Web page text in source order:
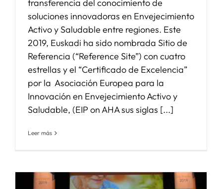
transferencia del conocimiento de
soluciones innovadoras en Envejecimiento
Activo y Saludable entre regiones. Este
2019, Euskadi ha sido nombrada Sitio de
Referencia (“Reference Site”) con cuatro
estrellas y el “Certificado de Excelencia”
por la Asociación Europea para la
Innovación en Envejecimiento Activo y
Saludable, (EIP on AHA sus siglas [...]
Leer más